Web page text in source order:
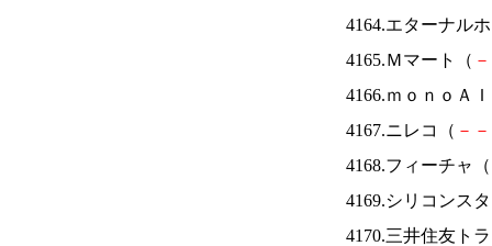
4164.エターナル
4165.Ｍマート（ －
4166.ｍｏｎｏＡ
4167.ニレコ（ － －
4168.フィーチャ（
4169.シリコンス
4170.三井住友ト